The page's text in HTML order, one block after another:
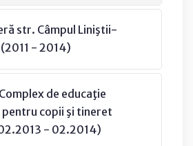
str. Câmpul Liniştii-
- 2014)
de educaţie
copii şi tineret
- 02.2014)